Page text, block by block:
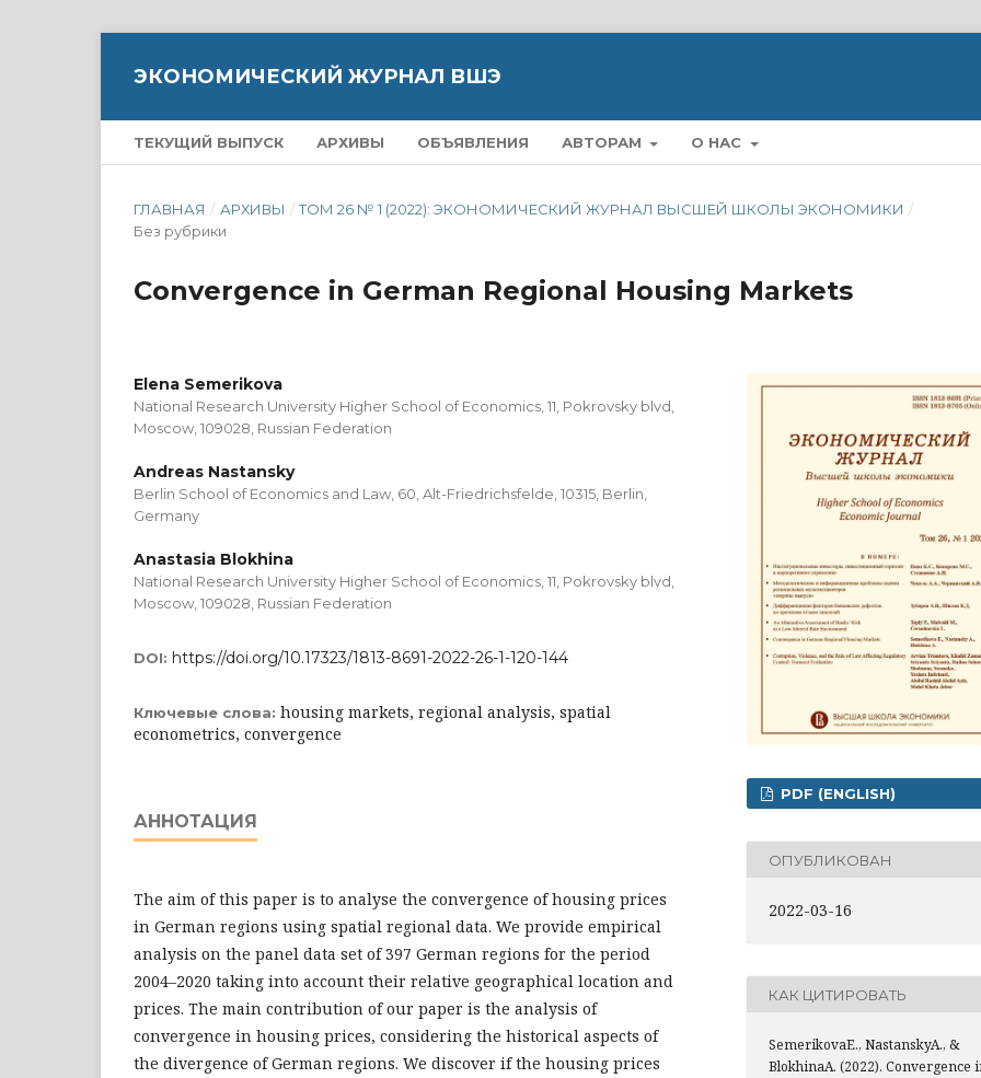
ЭКОНОМИЧЕСКИЙ ЖУРНАЛ ВШЭ
ТЕКУЩИЙ ВЫПУСК АРХИВЫ ОБЪЯВЛЕНИЯ АВТОРАМ О НАС
ГЛАВНАЯ / АРХИВЫ / ТОМ 26 № 1 (2022): ЭКОНОМИЧЕСКИЙ ЖУРНАЛ ВЫСШЕЙ ШКОЛЫ ЭКОНОМИКИ /
Без рубрики
Convergence in German Regional Housing Markets
Elena Semerikova
National Research University Higher School of Economics, 11, Pokrovsky blvd,
Moscow, 109028, Russian Federation
Andreas Nastansky
Berlin School of Economics and Law, 60, Alt-Friedrichsfelde, 10315, Berlin,
Germany
Anastasia Blokhina
National Research University Higher School of Economics, 11, Pokrovsky blvd,
Moscow, 109028, Russian Federation
DOI: https://doi.org/10.17323/1813-8691-2022-26-1-120-144
Ключевые слова: housing markets, regional analysis, spatial
econometrics, convergence
АННОТАЦИЯ
The aim of this paper is to analyse the convergence of housing prices
in German regions using spatial regional data. We provide empirical
analysis on the pa­nel data set of 397 German regions for the period
2004–2020 taking into account their relative geographical location and
prices. The main contribution of our paper is the analysis of
convergence in housing prices, considering the historical aspects of
the divergence of German regions. We discover if the housing prices
PDF (ENGLISH)
ОПУБЛИКОВАН
2022-03-16
КАК ЦИТИРОВАТЬ
SemerikovaE., NastanskyA., &
BlokhinaA. (2022). Convergence